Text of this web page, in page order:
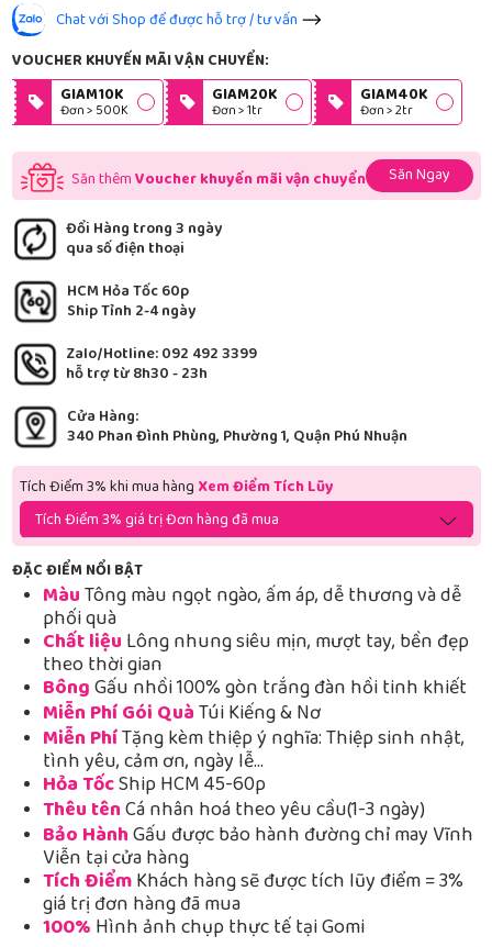
Chat với Shop để được hỗ trợ / tư vấn
VOUCHER KHUYẾN MÃI VẬN CHUYỂN:
GIAM10K
Đơn > 500K
GIAM20K
Đơn > 1tr
GIAM40K
Đơn > 2tr
Săn thêmVoucher khuyến mãi vận chuyển Săn Ngay
Đổi Hàng trong 3 ngày
qua số điện thoại
HCM Hỏa Tốc 60p
Ship Tỉnh 2-4 ngày
Zalo/Hotline: 092 492 3399
hỗ trợ từ 8h30 - 23h
Cửa Hàng:
340 Phan Đình Phùng, Phường 1, Quận Phú Nhuận
Tích Điểm 3% khi mua hàng Xem Điểm Tích Lũy
Tích Điểm 3% giá trị Đơn hàng đã mua
ĐẶC ĐIỂM NỔI BẬT
MàuTông màu ngọt ngào, ấm áp, dễ thương và dễ
phối quà
Chất liệu Lông nhung siêu mịn, mượt tay, bền đẹp
theo thời gian
BôngGấu nhồi 100% gòn trắng đàn hồi tinh khiết
Miễn Phí Gói QuàTúi Kiếng & Nơ
Miễn PhíTặng kèm thiệp ý nghĩa: Thiệp sinh nhật,
tình yêu, cảm ơn, ngày lễ…
Hỏa TốcShip HCM 45-60p
Thêu tênCá nhân hoá theo yêu cầu(1-3 ngày)
Bảo HànhGấu được bảo hành đường chỉ may Vĩnh
Viễn tại cửa hàng
Tích ĐiểmKhách hàng sẽ được tích lũy điểm = 3%
giá trị đơn hàng đã mua
100% Hình ảnh chụp thực tế tại Gomi